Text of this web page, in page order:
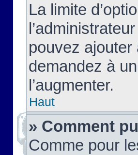
La limite
pouvez
demandez à
l’augmenter.
Haut
» Comment
Comme pour